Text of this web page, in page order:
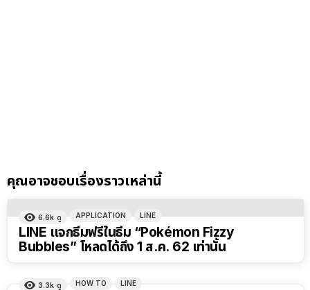
คุณอาจชอบเรื่องราวเหล่านี้
6.6k ดู APPLICATION LINE
LINE แจกธีมฟรีในธีม “Pokémon Fizzy
Bubbles” โหลดได้ถึง 1 ส.ค. 62 เท่านั้น
3.3k ดู HOW TO LINE